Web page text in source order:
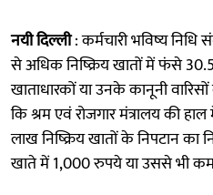
नयी दिल्ली: कर्मचारी भविष्य
से अधिक निष्क्रिय खातों में फंसे
खाताधारकों या उनके कानूनी
कि श्रम एवं रोजगार मंत्रालय की
लाख निष्क्रिय खातों के निपटान का
खाते में 1,000 रुपये या उससे भी कम